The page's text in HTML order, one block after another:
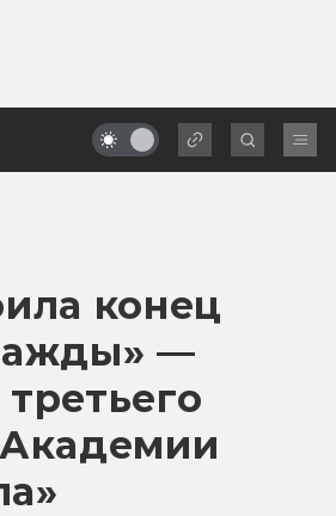
конец
—